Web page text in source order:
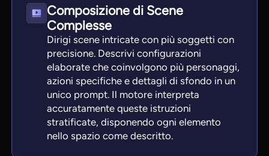
Composizione di Scene
Complesse
Dirigi scene intricate con più soggetti con
precisione. Descrivi configurazioni
elaborate che coinvolgono più personaggi,
azioni specifiche e dettagli di sfondo in un
unico prompt. Il motore interpreta
accuratamente queste istruzioni
stratificate, disponendo ogni elemento
nello spazio come descritto.